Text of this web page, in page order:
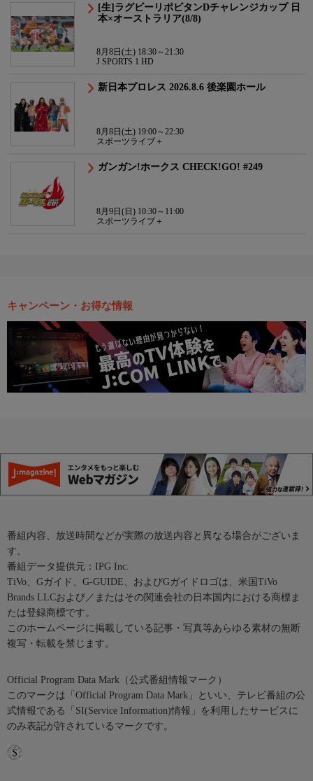
[生]ラグビーリポビタンDチャレンジカップ 日
本×オーストラリア(8/8)
8月8日(土) 18:30～21:30
J SPORTS 1 HD
新日本プロレス 2026.8.6 後楽園ホール
8月8日(土) 19:00～22:30
スポーツライブ＋
ガンガン!ホークス CHECK!GO! #249
8月9日(日) 10:30～11:00
スポーツライブ＋
キャンペーン・お得な情報
番組内容、放送時間などが実際の放送内容と異なる場合がございま
す。
番組データ提供元：IPG Inc.
TiVo、Gガイド、G-GUIDE、およびGガイドロゴは、米国TiVo
Brands LLCおよび／またはその関連会社の日本国内における商標ま
たは登録商標です。
このホームページに掲載している記事・写真等あらゆる素材の無断
複写・転載を禁じます。
Official Program Data Mark（公式番組情報マーク）
このマークは「Official Program Data Mark」といい、テレビ番組の公
式情報である「SI(Service Information)情報」を利用したサービスに
のみ表記が許されているマークです。